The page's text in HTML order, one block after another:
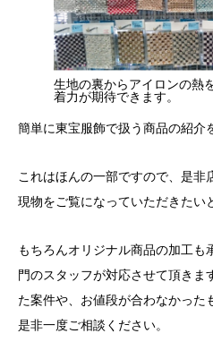
生地の裏からアイロンの熱
着力が期待できます。
簡単に東宝服飾で扱う商品の紹介
これはほんの一部ですので、是非
現物をご覧になっていただきたい
もちろんオリジナル商品の加工
門のスタッフが対応させて頂きま
た案件や、お値段が合わなかった
是非一度ご相談ください。